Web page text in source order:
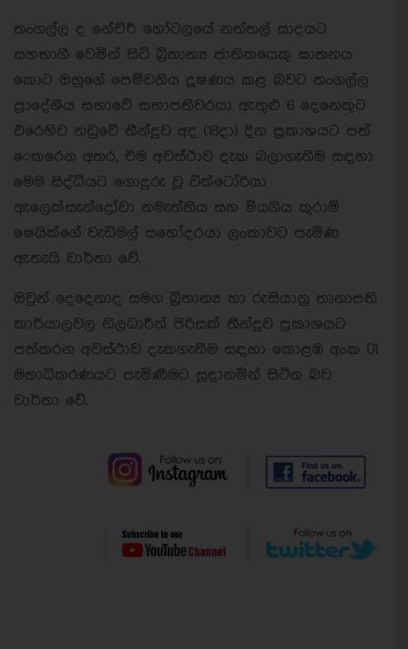
තංගල්ල ද නේච්ර් හෝටලයේ නත්තල් සාදයට
සහභාගී වෙමින් සිටි බ්‍රිතාන්‍ය ජාතිකයෙකු ඝාතනය
කොට ඔහුගේ පෙම්වතිය දූෂණය කළ බවට තංගල්ල
ප්‍රාදේශීය සභාවේ සභාපතිවරයා ඇතුළු 6 දෙනෙකුට
එරෙහිව නඩුවේ තීන්දුව අද (18දා) දින ප්‍රකාශයට පත්
ෙකරෙන අතර, එම අවස්ථාව දැක බලාගැනීම සඳහා
මෙම සිද්ධියට ගොදුරු වූ වික්ටෝරියා
ඇලෙක්සැන්ද්‍රෝවා නමැත්තිය සහ මියගිය කුරාම්
ෂෙයික්ගේ වැඩිමල් සහෝදරයා ලංකාවට පැමිණ
ඇතැයි වාර්තා වේ.
ඔවුන් දෙදෙනාද සමග බ්‍රිතාන්‍ය හා රුසියානු තානාපති
කාර්යාලවල නිලධාරීන් පිරිසක් තීන්දුව ප්‍රකාශයට
පත්කරන අවස්ථාව දැකගැනීම සඳහා කොළඹ අංක 01
මහාධිකරණයට පැමිණීමට සූදානමින් සිටින බව
වාර්තා වේ.